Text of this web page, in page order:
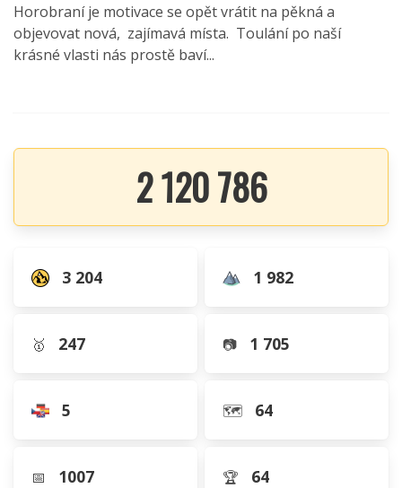
Horobraní je motivace se opět vrátit na pěkná a
objevovat nová, zajímavá místa. Toulání po naší
krásné vlasti nás prostě baví...
2 120 786
3 204 1 982
🥇 247 📷 1 705
5 🗺️ 64
📅 1007 🏆 64